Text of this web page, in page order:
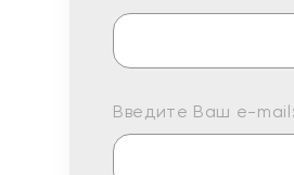
Введите Ваш e-mail: